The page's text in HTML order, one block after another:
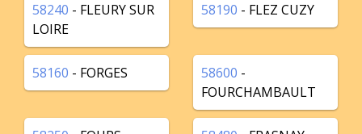
58240 - FLEURY SUR
LOIRE
58190 - FLEZ CUZY
58160 - FORGES 58600 -
FOURCHAMBAULT